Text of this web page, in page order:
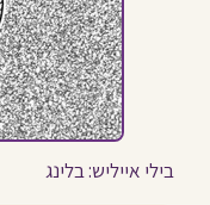
בילי אייליש: בלינג